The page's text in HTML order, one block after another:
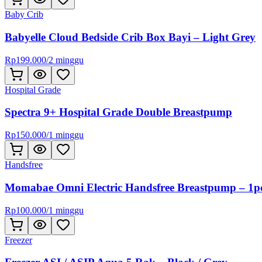
Baby Crib
Babyelle Cloud Bedside Crib Box Bayi – Light Grey
Rp199.000/2 minggu
Hospital Grade
Spectra 9+ Hospital Grade Double Breastpump
Rp150.000/1 minggu
Handsfree
Momabae Omni Electric Handsfree Breastpump –
Rp100.000/1 minggu
Freezer